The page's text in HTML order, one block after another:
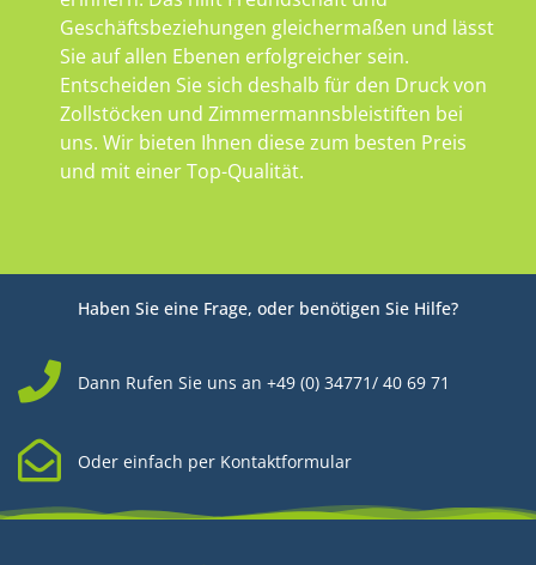
Geschäftsbeziehungen gleichermaßen und lässt
Sie auf allen Ebenen erfolgreicher sein.
Entscheiden Sie sich deshalb für den Druck von
Zollstöcken und Zimmermannsbleistiften bei
uns. Wir bieten Ihnen diese zum besten Preis
und mit einer Top-Qualität.
Haben Sie eine Frage, oder benötigen Sie Hilfe?
Dann Rufen Sie uns an +49 (0) 34771/ 40 69 71
Oder einfach per Kontaktformular